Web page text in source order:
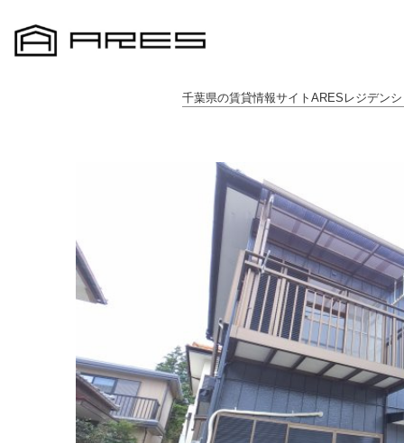
千葉県の賃貸情報サイトARESレジデン